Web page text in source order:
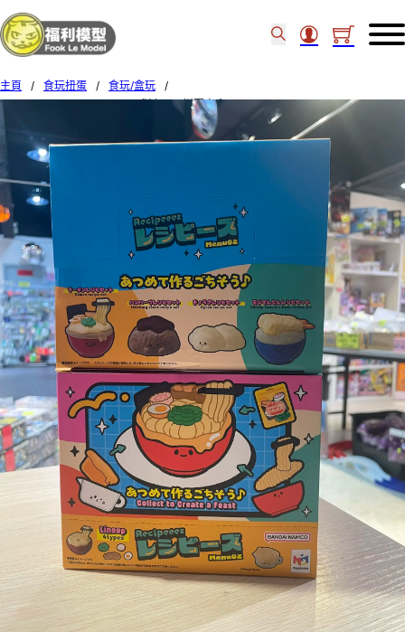
主頁 / 食玩扭蛋 / 食玩/盒玩
/
MegaHouse [Recipeeez]日式料理君 拼圖盲盒 vol.2 (Box of 4) 84977